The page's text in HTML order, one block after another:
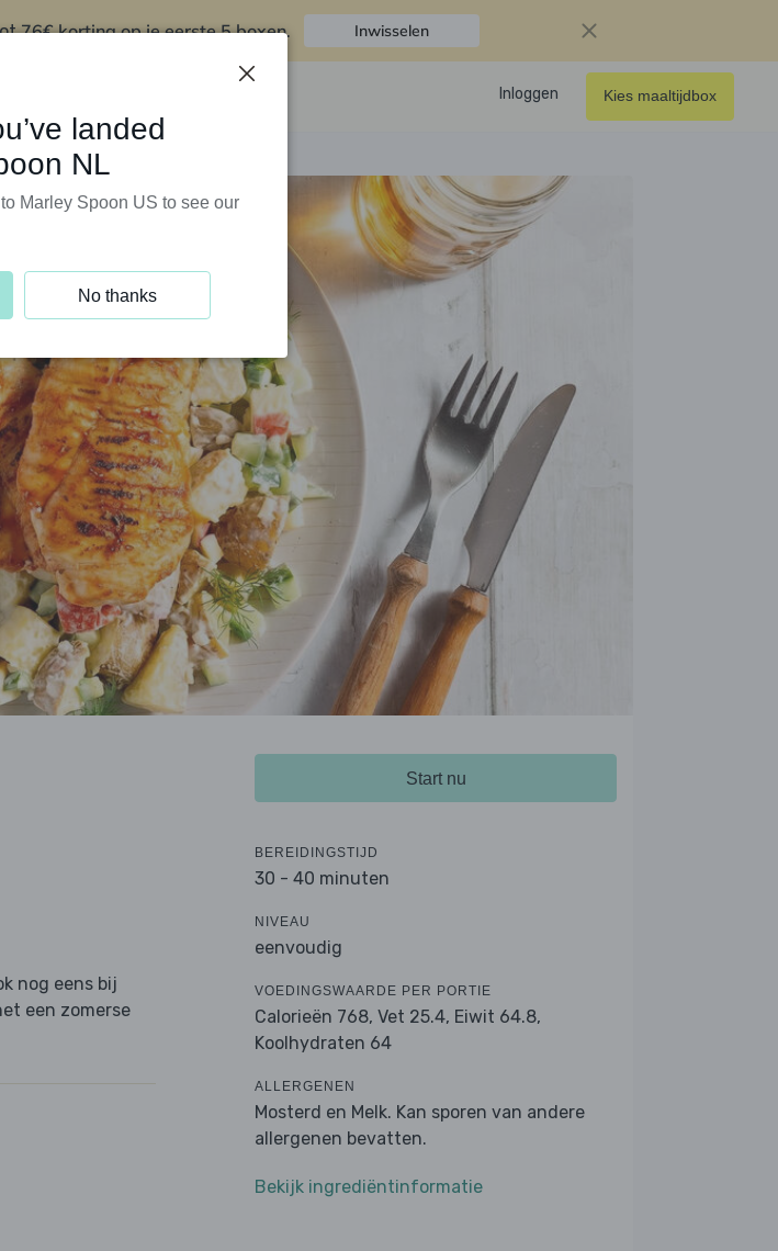
76€ korting op je eerste 5 boxen. Inwisselen
Inloggen Kies maaltijdbox
nog eens bij
een zomerse
Start nu
BEREIDINGSTIJD
30 - 40 minuten
NIVEAU
eenvoudig
VOEDINGSWAARDE PER PORTIE
Calorieën 768, Vet 25.4, Eiwit 64.8,
Koolhydraten 64
ALLERGENEN
Mosterd en Melk. Kan sporen van andere
allergenen bevatten.
Bekijk ingrediëntinformatie
landed
NL
Marley Spoon US to see our
No thanks